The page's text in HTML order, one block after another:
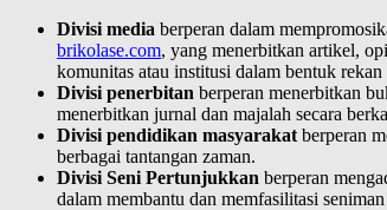
Divisi media berperan dalam
brikolase.com, yang menerbitkan artikel,
komunitas atau institusi dalam bentuk rekan
Divisi penerbitan berperan menerbitkan
menerbitkan jurnal dan majalah secara
Divisi pendidikan masyarakat berperan
berbagai tantangan zaman.
Divisi Seni Pertunjukkan berperan
dalam membantu dan memfasilitasi